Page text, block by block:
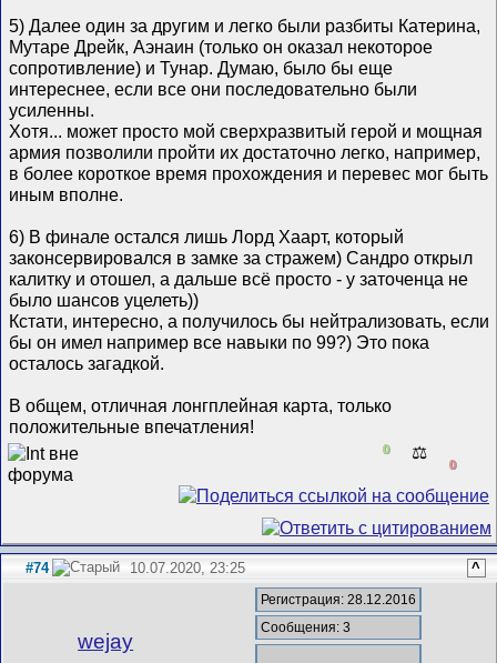
5) Далее один за другим и легко были разбиты Катерина,
Мутаре Дрейк, Аэнаин (только он оказал некоторое
сопротивление) и Тунар. Думаю, было бы еще
интереснее, если все они последовательно были
усиленны.
Хотя... может просто мой сверхразвитый герой и мощная
армия позволили пройти их достаточно легко, например,
в более короткое время прохождения и перевес мог быть
иным вполне.
6) В финале остался лишь Лорд Хаарт, который
законсервировался в замке за стражем) Сандро открыл
калитку и отошел, а дальше всё просто - у заточенца не
было шансов уцелеть))
Кстати, интересно, а получилось бы нейтрализовать, если
бы он имел например все навыки по 99?) Это пока
осталось загадкой.
В общем, отличная лонгплейная карта, только
положительные впечатления!
0 ⚖️
0
#74 10.07.2020, 23:25 ^
wejay
Регистрация: 28.12.2016
Сообщения: 3